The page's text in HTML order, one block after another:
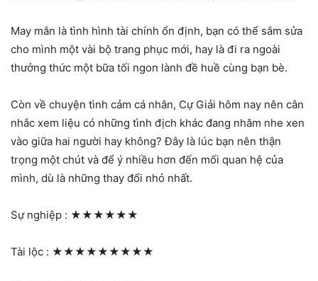
May mắn là tình hình tài chính ổn định, bạn có thể sắm sửa
cho mình một vài bộ trang phục mới, hay là đi ra ngoài
thưởng thức một bữa tối ngon lành đề huề cùng bạn bè.
Còn về chuyện tình cảm cá nhân, Cự Giải hôm nay nên cân
nhắc xem liệu có những tình địch khác đang nhăm nhe xen
vào giữa hai người hay không? Đây là lúc bạn nên thận
trọng một chút và để ý nhiều hơn đến mối quan hệ của
mình, dù là những thay đổi nhỏ nhất.
Sự nghiệp : ★★★★★★
Tài lộc : ★★★★★★★★★